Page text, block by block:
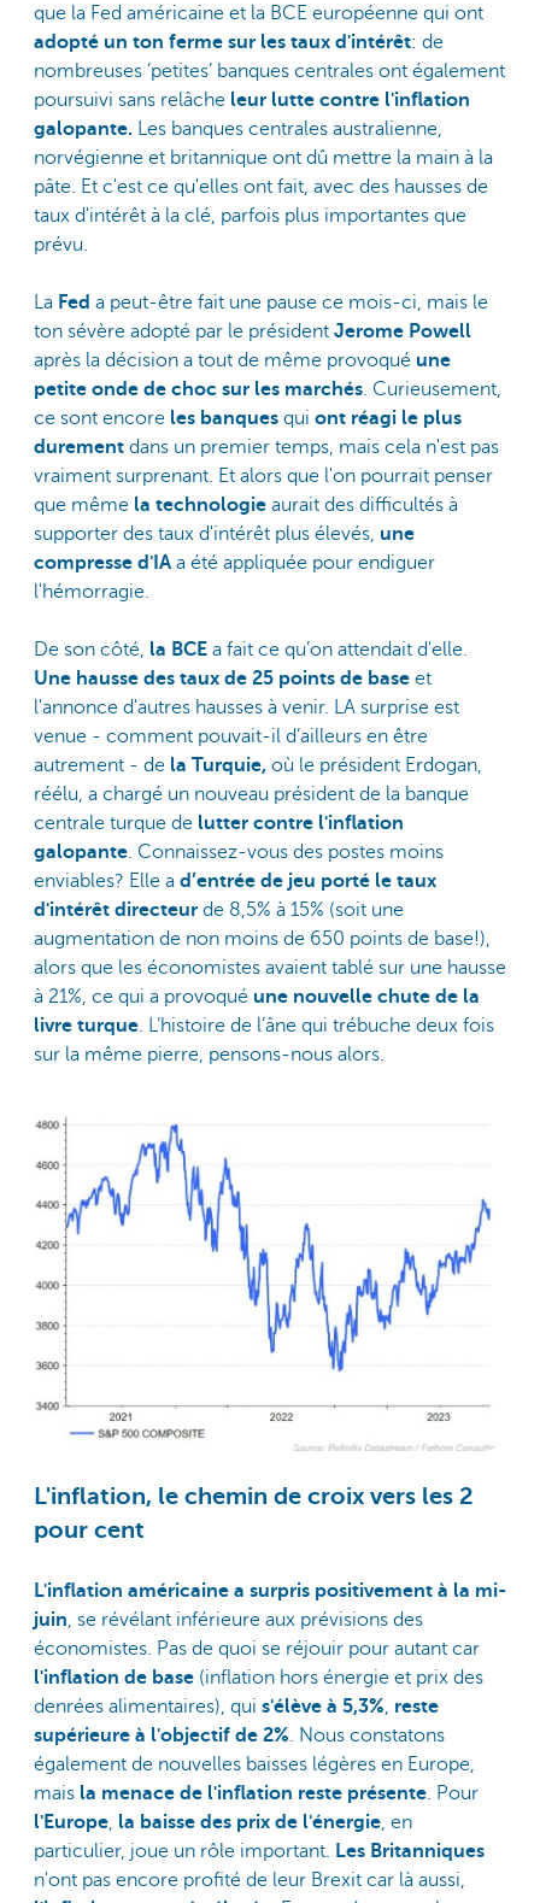
que la Fed américaine et la BCE européenne qui ont
adopté un ton ferme sur les taux d'intérêt: de
nombreuses ’petites’ banques centrales ont également
poursuivi sans relâche leur lutte contre l'inflation
galopante. Les banques centrales australienne,
norvégienne et britannique ont dû mettre la main à la
pâte. Et c'est ce qu'elles ont fait, avec des hausses de
taux d'intérêt à la clé, parfois plus importantes que
prévu.
La Fed a peut-être fait une pause ce mois-ci, mais le
ton sévère adopté par le président Jerome Powell
après la décision a tout de même provoqué une
petite onde de choc sur les marchés. Curieusement,
ce sont encore les banques qui ont réagi le plus
durement dans un premier temps, mais cela n'est pas
vraiment surprenant. Et alors que l'on pourrait penser
que même la technologie aurait des difficultés à
supporter des taux d'intérêt plus élevés, une
compresse d'IA a été appliquée pour endiguer
l'hémorragie.
De son côté, la BCE a fait ce qu’on attendait d'elle.
Une hausse des taux de 25 points de base et
l'annonce d'autres hausses à venir. LA surprise est
venue - comment pouvait-il d’ailleurs en être
autrement - de la Turquie, où le président Erdogan,
réélu, a chargé un nouveau président de la banque
centrale turque de lutter contre l'inflation
galopante. Connaissez-vous des postes moins
enviables? Elle a d’entrée de jeu porté le taux
d'intérêt directeur de 8,5% à 15% (soit une
augmentation de non moins de 650 points de base!),
alors que les économistes avaient tablé sur une hausse
à 21%, ce qui a provoqué une nouvelle chute de la
livre turque. L’histoire de l’âne qui trébuche deux fois
sur la même pierre, pensons-nous alors.
L'inflation, le chemin de croix vers les 2
pour cent
L'inflation américaine a surpris positivement à la mi-
juin, se révélant inférieure aux prévisions des
économistes. Pas de quoi se réjouir pour autant car
l'inflation de base (inflation hors énergie et prix des
denrées alimentaires), qui s'élève à 5,3%, reste
supérieure à l'objectif de 2%. Nous constatons
également de nouvelles baisses légères en Europe,
mais la menace de l'inflation reste présente. Pour
l'Europe, la baisse des prix de l'énergie, en
particulier, joue un rôle important. Les Britanniques
n'ont pas encore profité de leur Brexit car là aussi,